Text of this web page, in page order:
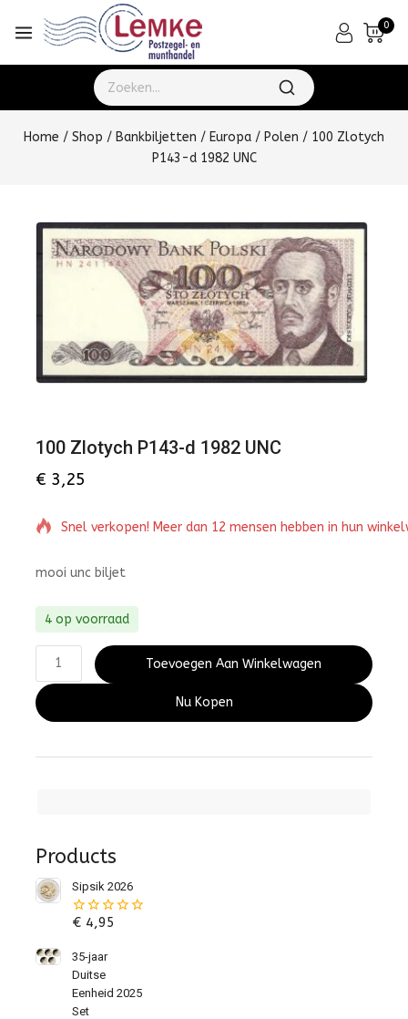
0
Home / Shop / Bankbiljetten / Europa / Polen / 100 Zlotych
P143-d 1982 UNC
Products
Sipsik 2026
0
de
€4,95
35-jaar
Duitse
Eenheid 2025
Set
100 Zlotych P143-d 1982 UNC
€ 3,25
Snel verkopen! Meer dan 12 mensen hebben in hun
mooi unc biljet
4 op voorraad
Toevoegen Aan Winkelwagen
Nu Kopen